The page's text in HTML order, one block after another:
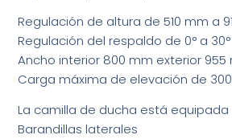
Regulación de altura de 510 mm a
Regulación del respaldo de 0° a
Ancho interior 800 mm exterior 955
Carga máxima de elevación de
La camilla de ducha está
Barandillas laterales